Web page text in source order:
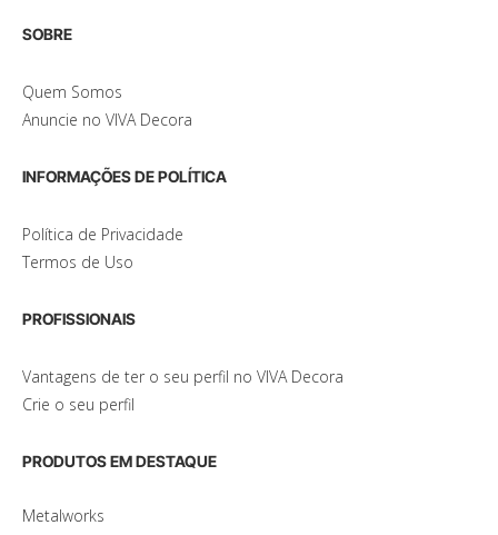
SOBRE
Quem Somos
Anuncie no VIVA Decora
INFORMAÇÕES DE POLÍTICA
Política de Privacidade
Termos de Uso
PROFISSIONAIS
Vantagens de ter o seu perfil no VIVA Decora
Crie o seu perfil
PRODUTOS EM DESTAQUE
Metalworks